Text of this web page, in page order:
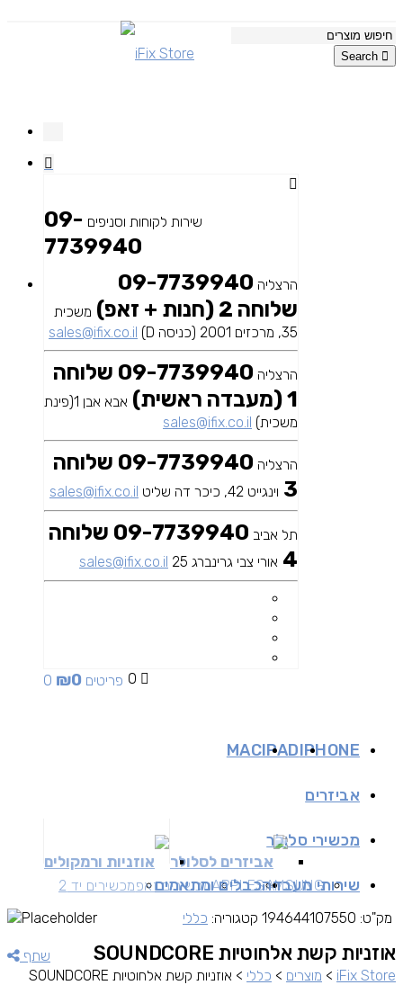
Search
שירות לקוחות וסניפים 09-
7739940
הרצליה 09-7739940
שלוחה 2 (חנות + זאפ)
משכית
35, מרכזים 2001 (כניסה D)
sales@ifix.co.il
הרצליה
09-7739940 שלוחה
1 (מעבדה ראשית)
אבא אבן 1(פינת
משכית) sales@ifix.co.il
הרצליה
09-7739940 שלוחה
3 וינגייט 42, כיכר דה שליט sales@ifix.co.il
תל אביב
09-7739940 שלוחה
4 אורי צבי גרינברג 25 sales@ifix.co.il
0 0 פריטים ₪0
IPHONE
IPAD
MAC
אביזרים
אביזרים לסלולר אוזניות ורמקולים
מכשירי סלולר
SAMSUNG
APPLEמכשירים זאפמכשירים יד 2 שירותי מעבדהכבלים ומתאמים
שתף
iFix Store
> מוצרים > כללי >
אוזניות קשת אלחוטיות SOUNDCORE
אוזניות קשת אלחוטיות SOUNDCORE
מק"ט: 194644107550 קטגוריה: כללי